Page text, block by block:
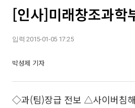
[인사]미래창조과학
입력 2015-01-05 17:25
박성제 기자
◇과(팀)장급 전보 △사이버침